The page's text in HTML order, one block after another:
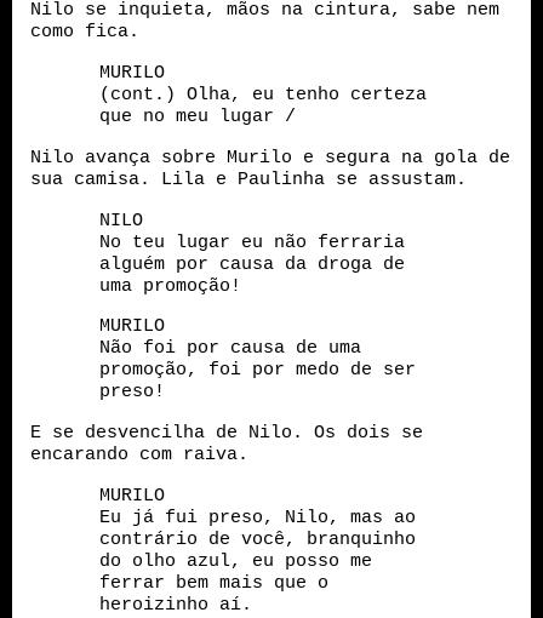
Nilo se inquieta, mãos na cintura, sabe nem
como fica.
MURILO
(cont.) Olha, eu tenho certeza
que no meu lugar /
Nilo avança sobre Murilo e segura na gola de
sua camisa. Lila e Paulinha se assustam.
NILO
No teu lugar eu não ferraria
alguém por causa da droga de
uma promoção!
MURILO
Não foi por causa de uma
promoção, foi por medo de ser
preso!
E se desvencilha de Nilo. Os dois se
encarando com raiva.
MURILO
Eu já fui preso, Nilo, mas ao
contrário de você, branquinho
do olho azul, eu posso me
ferrar bem mais que o
heroizinho aí.